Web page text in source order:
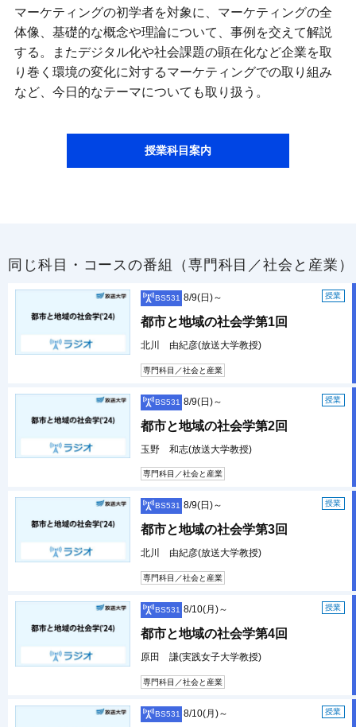
マーケティングの初学者を対象に、マーケティングの全
体像、基礎的な概念や理論について、事例を交えて解説
する。またデジタル化や社会課題の顕在化など企業を取
り巻く環境の変化に対するマーケティングでの取り組み
など、今日的なテーマについても取り扱う。
授業科目案内
同じ科目・コースの番組（専門科目／社会と産業）
BS531 授業
8/9(日)～
都市と地域の社会学第1回
北川 由紀彦(放送大学教授)
専門科目／社会と産業
BS531 授業
8/9(日)～
都市と地域の社会学第2回
玉野 和志(放送大学教授)
専門科目／社会と産業
BS531 授業
8/9(日)～
都市と地域の社会学第3回
北川 由紀彦(放送大学教授)
専門科目／社会と産業
BS531 授業
8/10(月)～
都市と地域の社会学第4回
原田 謙(実践女子大学教授)
専門科目／社会と産業
BS531 授業
8/10(月)～